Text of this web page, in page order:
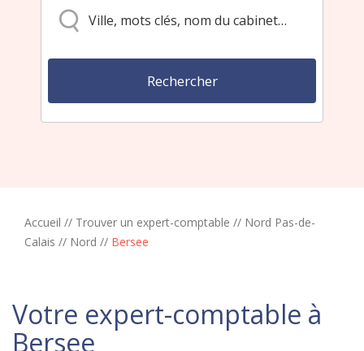
Accueil // Trouver un expert-comptable // Nord Pas-de-
Calais // Nord // Bersee
Votre expert-comptable à
Bersee